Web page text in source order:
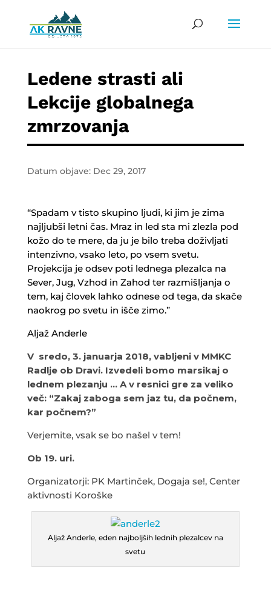
Ledene strasti ali
Lekcije globalnega
zmrzovanja
Datum objave: Dec 29, 2017
“Spadam v tisto skupino ljudi, ki jim je zima
najljubši letni čas. Mraz in led sta mi zlezla pod
kožo do te mere, da ju je bilo treba doživljati
intenzivno, vsako leto, po vsem svetu.
Projekcija je odsev poti lednega plezalca na
Sever, Jug, Vzhod in Zahod ter razmišljanja o
tem, kaj človek lahko odnese od tega, da skače
naokrog po svetu in išče zimo.”
Aljaž Anderle
V sredo, 3. januarja 2018, vabljeni v MMKC
Radlje ob Dravi. Izvedeli bomo marsikaj o
lednem plezanju … A v resnici gre za veliko
več: “Zakaj zaboga sem jaz tu, da počnem,
kar počnem?”
Verjemite, vsak se bo našel v tem!
Ob 19. uri.
Organizatorji: PK Martinček, Dogaja se!, Center
aktivnosti Koroške
Aljaž Anderle, eden najboljših lednih plezalcev na
svetu